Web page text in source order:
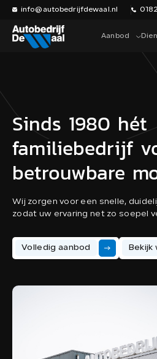
info@autobedrijfdewaal.nl
Aanbod
Werkplaats
Vacatures
Historie
Verkocht
Sinds 1980 hét
familiebedrijf
betrouwbare
Wij zorgen voor een snelle,
zodat uw ervaring net zo soepel
Volledig aanbod Bekijk